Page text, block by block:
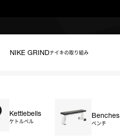
NIKE GRINDナイキの取り組み
Kettlebells
ケトルベル
Benches
ベンチ